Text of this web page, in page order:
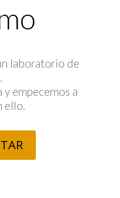
laboratorio de
empecemos a
ello.